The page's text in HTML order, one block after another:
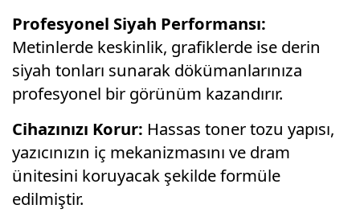
Profesyonel Siyah Performansı:
Metinlerde keskinlik, grafiklerde ise derin
siyah tonları sunarak dökümanlarınıza
profesyonel bir görünüm kazandırır.
Cihazınızı Korur: Hassas toner tozu yapısı,
yazıcınızın iç mekanizmasını ve dram
ünitesini koruyacak şekilde formüle
edilmiştir.